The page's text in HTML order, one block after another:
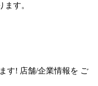
す。
す! 店舗/企業情報を ご